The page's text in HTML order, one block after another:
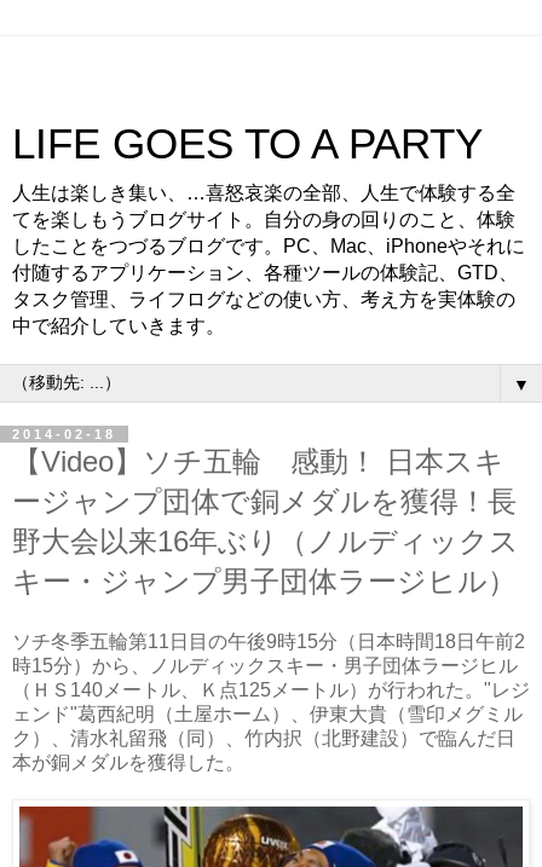
LIFE GOES TO A PARTY
人生は楽しき集い、…喜怒哀楽の全部、人生で体験する全
てを楽しもうブログサイト。自分の身の回りのこと、体験
したことをつづるブログです。PC、Mac、iPhoneやそれに
付随するアプリケーション、各種ツールの体験記、GTD、
タスク管理、ライフログなどの使い方、考え方を実体験の
中で紹介していきます。
▼
2014-02-18
【Video】ソチ五輪 感動！ 日本スキ
ージャンプ団体で銅メダルを獲得！長
野大会以来16年ぶり（ノルディックス
キー・ジャンプ男子団体ラージヒル）
ソチ冬季五輪第11日目の午後9時15分（日本時間18日午前2
時15分）から、ノルディックスキー・男子団体ラージヒル
（ＨＳ140メートル、Ｋ点125メートル）が行われた。"レジ
ェンド"葛西紀明（土屋ホーム）、伊東大貴（雪印メグミル
ク）、清水礼留飛（同）、竹内択（北野建設）で臨んだ日
本が銅メダルを獲得した。